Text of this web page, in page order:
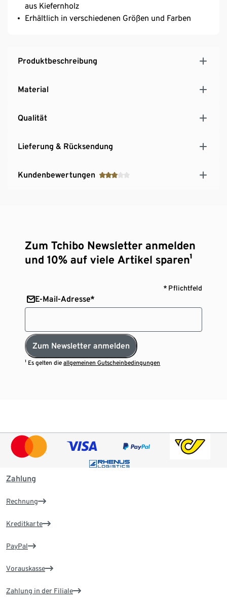
aus Kiefernholz
Erhältlich in verschiedenen Größen und Farben
Produktbeschreibung
Material
Qualität
Lieferung & Rücksendung
Kundenbewertungen
Zum Tchibo Newsletter anmelden
und 10% auf viele Artikel sparen¹
* Pflichtfeld
E-Mail-Adresse*
Zum Newsletter anmelden
¹ Es gelten dieallgemeinen Gutscheinbedingungen
Zahlung
Rechnung
Kreditkarte
PayPal
Vorauskasse
Zahlung in der Filiale